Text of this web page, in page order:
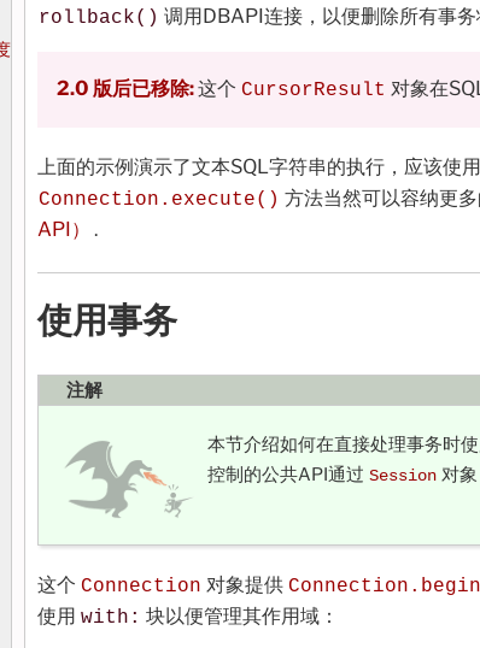
rollback() 调用DBAPI连接，以便删除所有事
2.0 版后已移除:这个 CursorResult 对象在
上面的示例演示了文本SQL字符串的执行，应该使用
Connection.execute() 方法当然可以容纳更
API）
.
使用事务
注解
本节介绍如何在直接处理事务时
控制的公共API通过 Session 对
这个 Connection 对象提供
使用 with: 块以便管理其作用域：